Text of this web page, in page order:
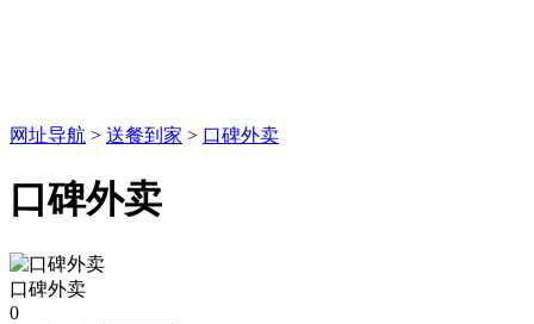
网址导航 > 送餐到家 > 口碑外卖
口碑外卖
口碑外卖
0